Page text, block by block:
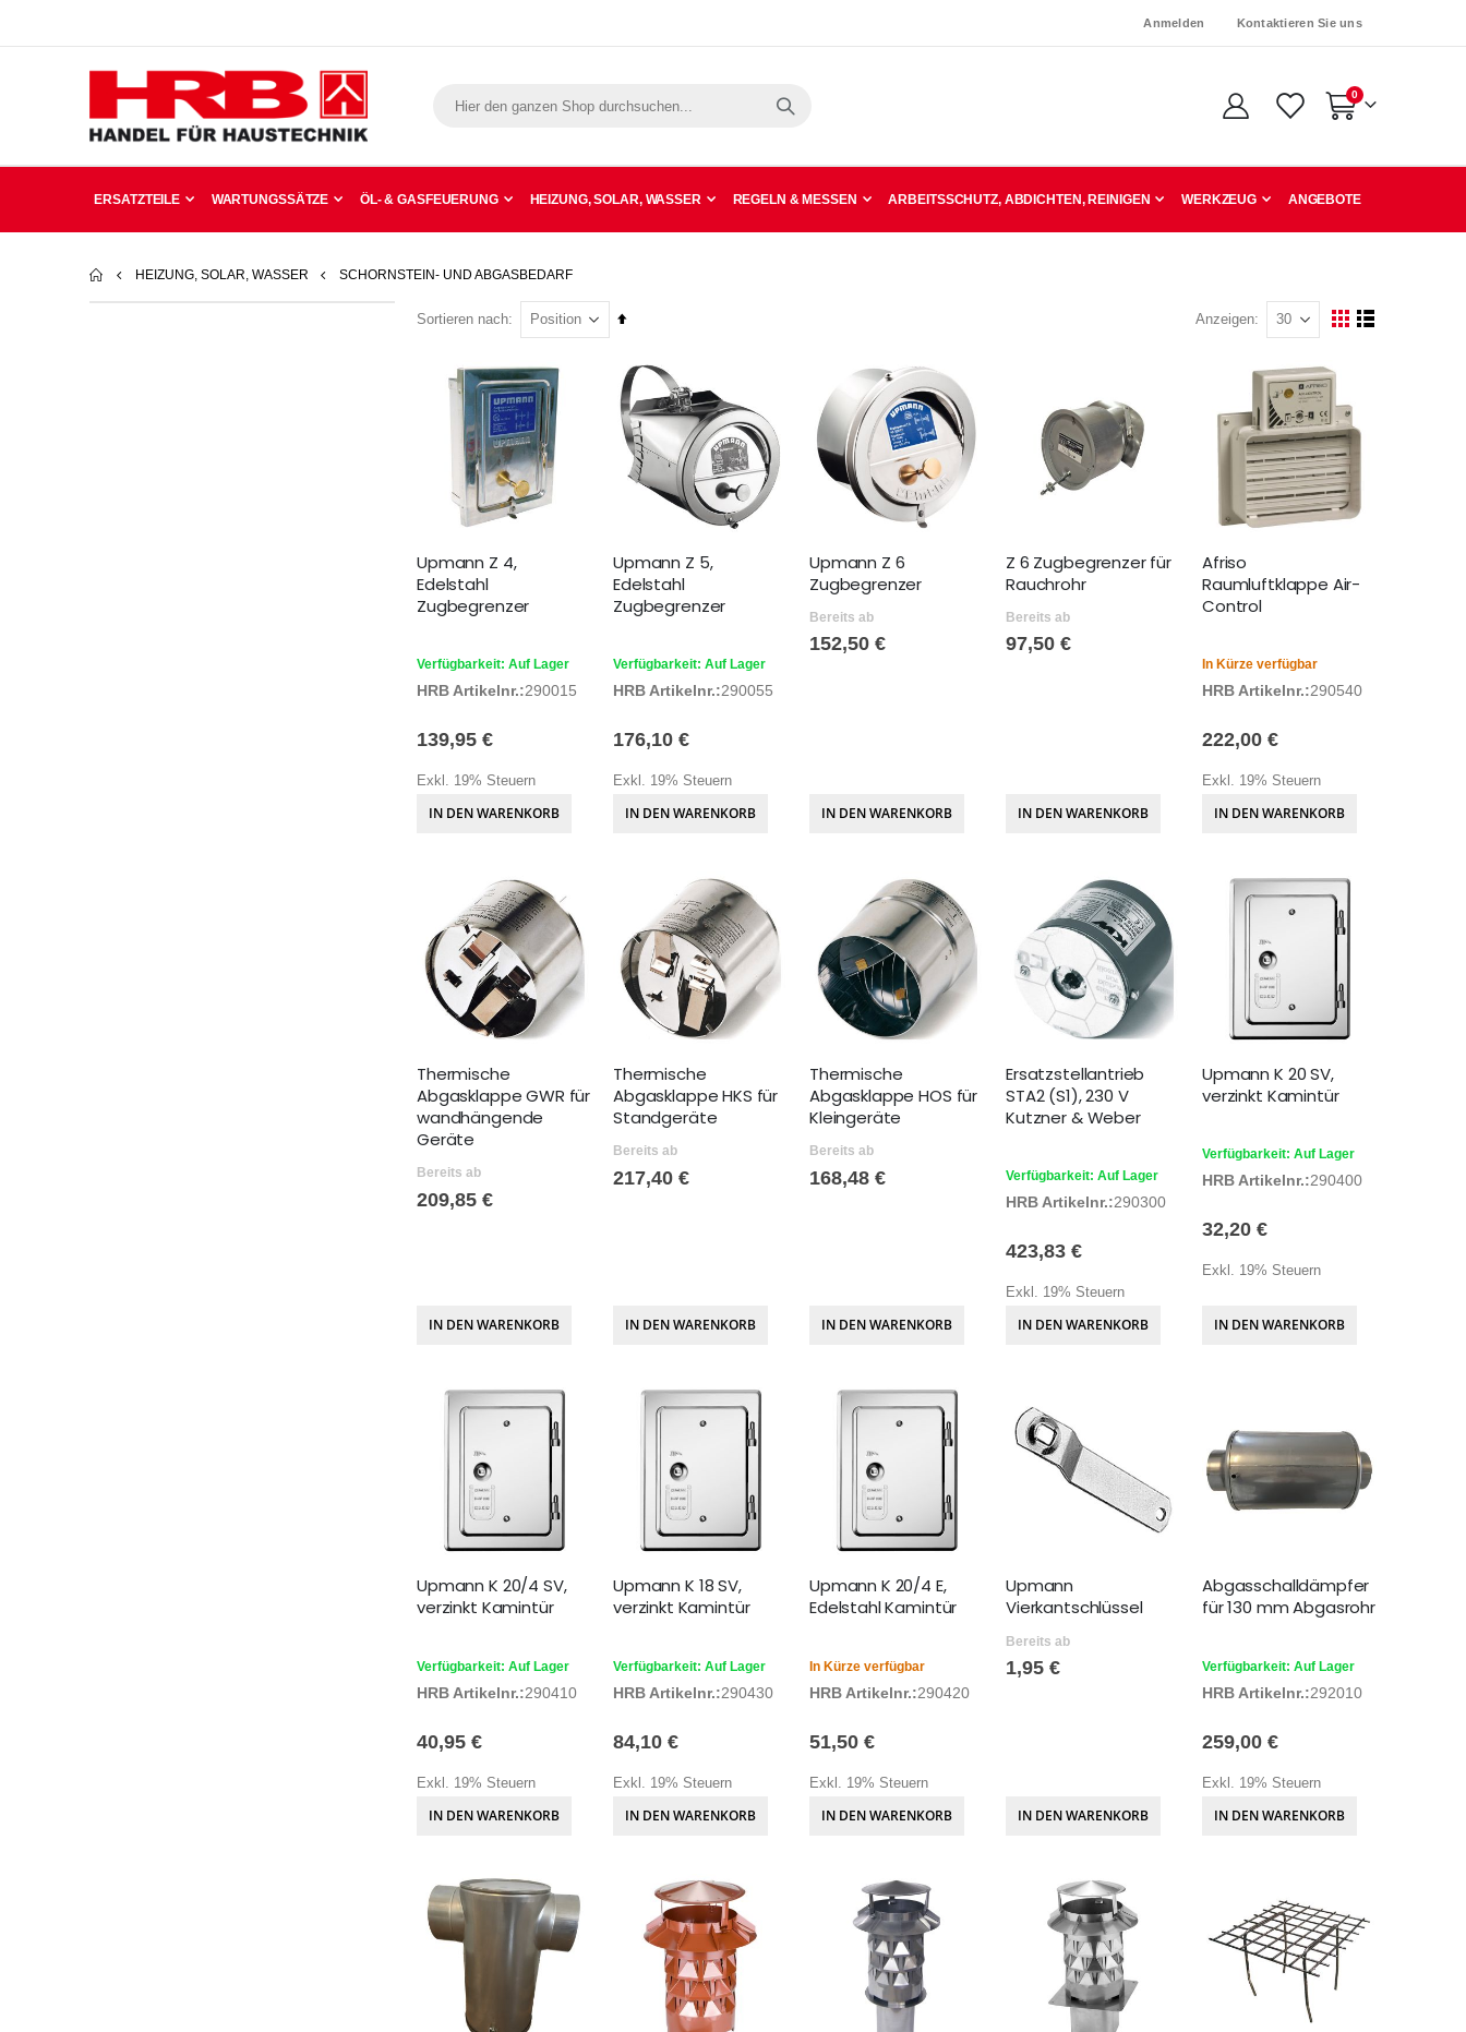
Anmelden Kontaktieren Sie uns
Warenkorb
0Artikel
ERSATZTEILE WARTUNGSSÄTZE ÖL- & GASFEUERUNG HEIZUNG, SOLAR, WASSER REGELN & MESSEN ARBEITSSCHUTZ, ABDICHTEN, REINIGEN WERKZEUG ANGEBOTE
HEIZUNG, SOLAR, WASSER SCHORNSTEIN- UND ABGASBEDARF
Sortieren nach
In
Reihenfolge
Anzeigen
Ansicht
Upmann Z 4,
Edelstahl
Zugbegrenzer
Verfügbarkeit: Auf Lager
HRB Artikelnr.:290015
139,95 €
Exkl. 19% Steuern
IN DEN WARENKORB
Upmann Z 5,
Edelstahl
Zugbegrenzer
Verfügbarkeit: Auf Lager
HRB Artikelnr.:290055
176,10 €
Exkl. 19% Steuern
IN DEN WARENKORB
Upmann Z 6
Zugbegrenzer
Bereits ab
152,50 €
IN DEN WARENKORB
Z 6 Zugbegrenzer für
Rauchrohr
Bereits ab
97,50 €
IN DEN WARENKORB
Afriso
Raumluftklappe Air-
Control
In Kürze verfügbar
HRB Artikelnr.:290540
222,00 €
Exkl. 19% Steuern
IN DEN WARENKORB
Thermische
Abgasklappe GWR für
wandhängende
Geräte
Bereits ab
209,85 €
IN DEN WARENKORB
Thermische
Abgasklappe HKS für
Standgeräte
Bereits ab
217,40 €
IN DEN WARENKORB
Thermische
Abgasklappe HOS für
Kleingeräte
Bereits ab
168,48 €
IN DEN WARENKORB
Ersatzstellantrieb
STA2 (S1), 230 V
Kutzner & Weber
Verfügbarkeit: Auf Lager
HRB Artikelnr.:290300
423,83 €
Exkl. 19% Steuern
IN DEN WARENKORB
Upmann K 20 SV,
verzinkt Kamintür
Verfügbarkeit: Auf Lager
HRB Artikelnr.:290400
32,20 €
Exkl. 19% Steuern
IN DEN WARENKORB
Upmann K 20/4 SV,
verzinkt Kamintür
Verfügbarkeit: Auf Lager
HRB Artikelnr.:290410
40,95 €
Exkl. 19% Steuern
IN DEN WARENKORB
Upmann K 18 SV,
verzinkt Kamintür
Verfügbarkeit: Auf Lager
HRB Artikelnr.:290430
84,10 €
Exkl. 19% Steuern
IN DEN WARENKORB
Upmann K 20/4 E,
Edelstahl Kamintür
In Kürze verfügbar
HRB Artikelnr.:290420
51,50 €
Exkl. 19% Steuern
IN DEN WARENKORB
Upmann
Vierkantschlüssel
Bereits ab
1,95 €
IN DEN WARENKORB
Abgasschalldämpfer
für 130 mm Abgasrohr
Verfügbarkeit: Auf Lager
HRB Artikelnr.:292010
259,00 €
Exkl. 19% Steuern
IN DEN WARENKORB